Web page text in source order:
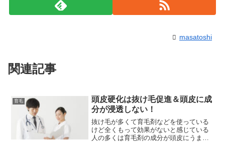
masatoshi
関連記事
育毛
頭皮硬化は抜け毛促進＆頭皮に成
分が浸透しない！
抜け毛が多くて育毛剤などを使っている
けど全くもって効果がないと感じている
人の多くは育毛剤の成分が頭皮にうまく